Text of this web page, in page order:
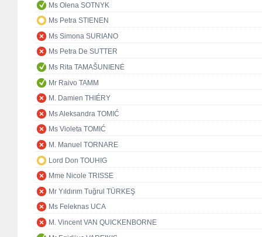
Ms Olena SOTNYK
Ms Petra STIENEN
Ms Simona SURIANO
Ms Petra De SUTTER
Ms Rita TAMAŠUNIENĖ
Mr Raivo TAMM
M. Damien THIÉRY
Ms Aleksandra TOMIĆ
Ms Violeta TOMIĆ
M. Manuel TORNARE
Lord Don TOUHIG
Mme Nicole TRISSE
Mr Yıldırım Tuğrul TÜRKEŞ
Ms Feleknas UCA
M. Vincent VAN QUICKENBORNE